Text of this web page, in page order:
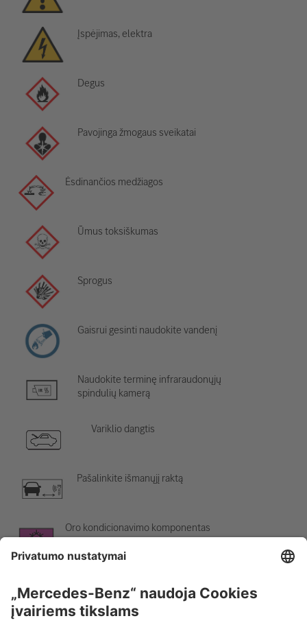
Įspėjimas, elektra
Degus
Pavojinga žmogaus sveikatai
Ėsdinančios medžiagos
Ūmus toksiškumas
Sprogus
Gaisrui gesinti naudokite vandenį
Naudokite terminę infraraudonųjų
spindulių kamerą
Variklio dangtis
Pašalinkite išmanųjį raktą
Oro kondicionavimo komponentas